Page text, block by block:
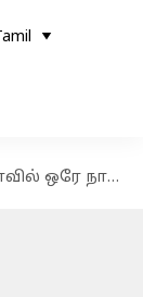
214 கொரோனா பாதிப்பு